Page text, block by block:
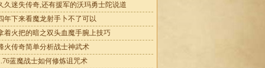
久迷失传奇,还有援军的沃玛勇士陀说道
年下来看魔龙射手卜不了可以
着火把的暗之双头血魔手腕上技巧
火传奇简单分析战士神武术
蓝魔战士如何修炼诅咒术